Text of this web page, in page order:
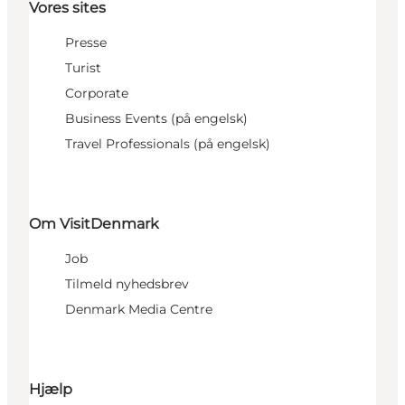
Vores sites
Presse
Turist
Corporate
Business Events (på engelsk)
Travel Professionals (på engelsk)
Om VisitDenmark
Job
Tilmeld nyhedsbrev
Denmark Media Centre
Hjælp